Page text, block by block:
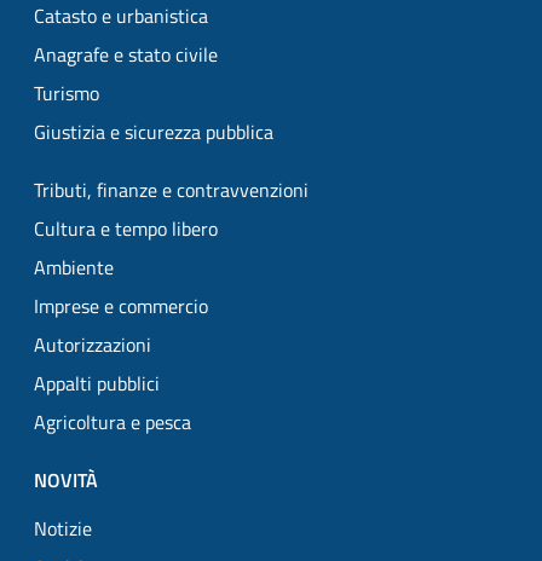
Catasto e urbanistica
Anagrafe e stato civile
Turismo
Giustizia e sicurezza pubblica
Tributi, finanze e contravvenzioni
Cultura e tempo libero
Ambiente
Imprese e commercio
Autorizzazioni
Appalti pubblici
Agricoltura e pesca
NOVITÀ
Notizie